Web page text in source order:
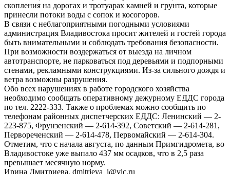
скопления на дорогах и тротуарах камней и грунта, которые
принесли потоки воды с сопок и косогоров.
В связи с неблагоприятными погодными условиями
администрация Владивостока просит жителей и гостей города
быть внимательными и соблюдать требования безопасности.
При возможности воздержаться от выезда на личном
автотранспорте, не парковаться под деревьями и подпорными
стенами, рекламными конструкциями. Из-за сильного дождя и
ветра возможны разрушения.
Обо всех нарушениях в работе городского хозяйства
необходимо сообщать оперативному дежурному ЕДДС города
по тел. 2222-333. Также о проблемах можно сообщить по
телефонам районных диспетчерских ЕДДС: Ленинский — 2-
223-875, Фрунзенский — 2-614-392, Советский — 2-614-281,
Первореченский — 2-614-478, Первомайский — 2-614-304.
Отметим, что с начала августа, по данным Примгидромета, во
Владивостоке уже выпало 437 мм осадков, что в 2,5 раза
превышает месячную норму.
Ирина Дмитриева, dmitrieva_i@vlc.ru